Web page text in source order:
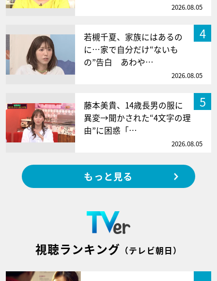
2026.08.05
4
若槻千夏、家族にはあるの
に…家で自分だけ“ないも
の”告白 あわや…
2026.08.05
5
藤本美貴、14歳長男の服に
異変→聞かされた“4文字の理
由”に困惑「…
2026.08.05
もっと見る
視聴ランキング （テレビ朝日）